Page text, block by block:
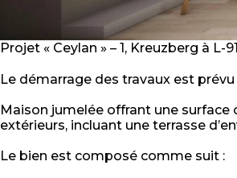
Projet « Ceylan » – 1, Kreuzberg à L-
Le démarrage des travaux est
Maison jumelée offrant une surface
extérieurs, incluant une terrasse
Le bien est composé comme suit :